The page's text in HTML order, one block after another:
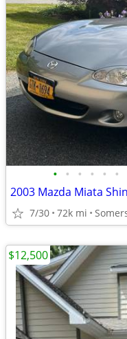
• • • • • •
2003 Mazda Miata
7/30 72k mi
$12,500